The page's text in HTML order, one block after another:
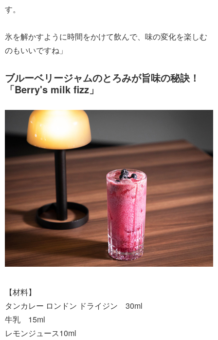
す。
氷を解かすように時間をかけて飲んで、味の変化を楽しむ
のもいいですね」
ブルーベリージャムのとろみが旨味の秘訣！
「Berry's milk fizz」
【材料】
タンカレー ロンドン ドライジン 30ml
牛乳 15ml
レモンジュース10ml